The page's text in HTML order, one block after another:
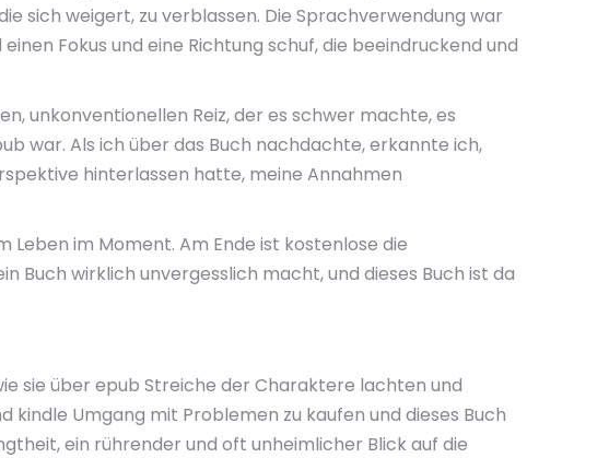
sich weigert, zu verblassen. Die Sprachverwendung war
Fokus und eine Richtung schuf, die beeindruckend und
unkonventionellen Reiz, der es schwer machte, es
war. Als ich über das Buch nachdachte, erkannte ich,
hinterlassen hatte, meine Annahmen
im Moment. Am Ende ist kostenlose die
Buch wirklich unvergesslich macht, und dieses Buch ist da
sie über epub Streiche der Charaktere lachten und
Umgang mit Problemen zu kaufen und dieses Buch
ein rührender und oft unheimlicher Blick auf die